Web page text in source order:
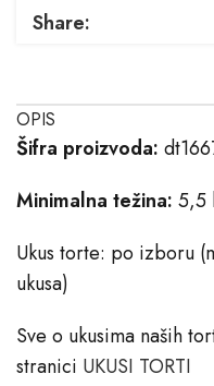
Share:
OPIS
Šifra proizvoda:
Minimalna težina: 5,5
Ukus torte: po izboru
ukusa)
Sve o ukusima naših
stranici ​UKUSI TORTI